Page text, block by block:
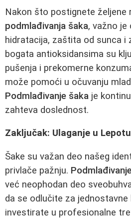
Nakon što postignete željene
podmlađivanja šaka, važno je
hidratacija, zaštita od sunca i
bogata antioksidansima su
pušenja i prekomerne
može pomoći u očuvanju
Podmlađivanje šaka je
zahteva doslednost.
Zaključak: Ulaganje u
Šake su važan deo našeg
privlače pažnju.
već neophodan deo
da se odlučite za jednostavne
investirate u profesionalne